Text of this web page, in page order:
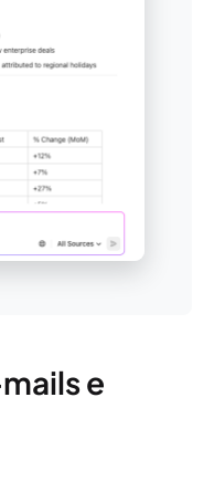
e